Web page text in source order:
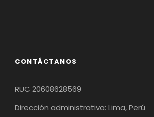
CONTÁCTANOS
RUC 20608628569
Dirección administrativa: Lima, Perú